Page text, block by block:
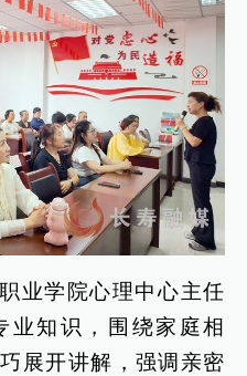
业学院心理中心主任
业知识，围绕家庭相
展开讲解，强调亲密